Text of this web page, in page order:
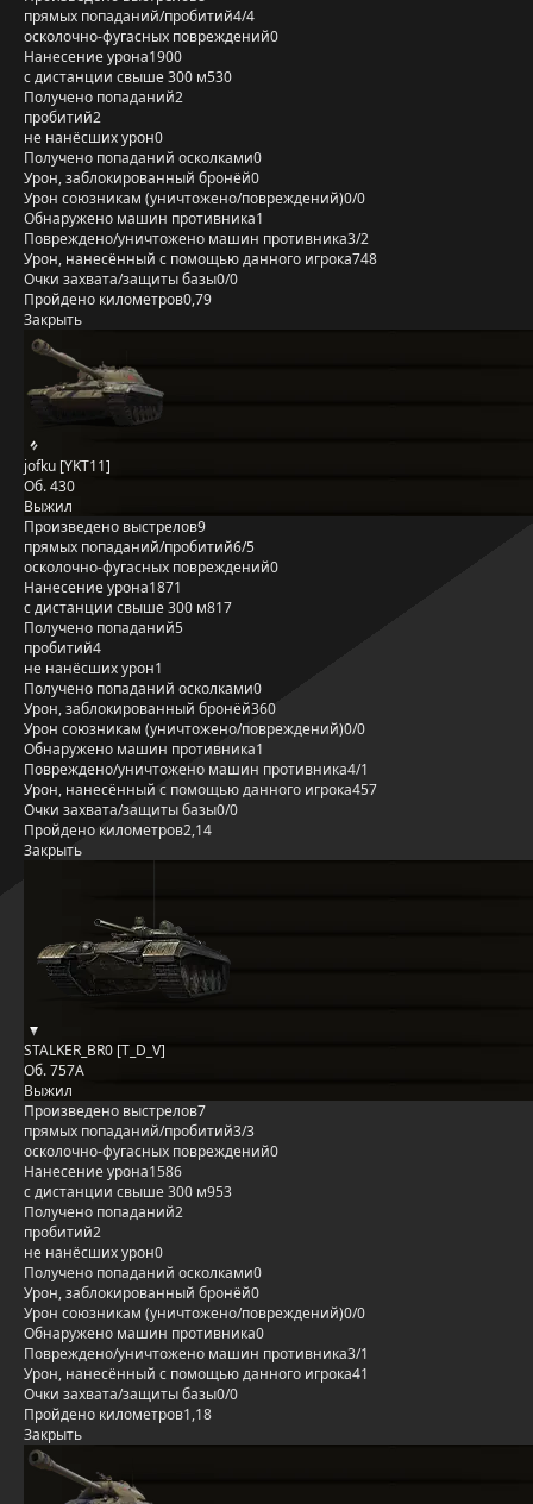
прямых попаданий/пробитий4/4
осколочно-фугасных повреждений0
Нанесение урона1900
с дистанции свыше 300 м530
Получено попаданий2
пробитий2
не нанёсших урон0
Получено попаданий осколками0
Урон, заблокированный бронёй0
Урон союзникам (уничтожено/повреждений)0/0
Обнаружено машин противника1
Повреждено/уничтожено машин противника3/2
Урон, нанесённый с помощью данного игрока748
Очки захвата/защиты базы0/0
Пройдено километров0,79
Закрыть
jofku [YKT11]
Об. 430
Выжил
Произведено выстрелов9
прямых попаданий/пробитий6/5
осколочно-фугасных повреждений0
Нанесение урона1871
с дистанции свыше 300 м817
Получено попаданий5
пробитий4
не нанёсших урон1
Получено попаданий осколками0
Урон, заблокированный бронёй360
Урон союзникам (уничтожено/повреждений)0/0
Обнаружено машин противника1
Повреждено/уничтожено машин противника4/1
Урон, нанесённый с помощью данного игрока457
Очки захвата/защиты базы0/0
Пройдено километров2,14
Закрыть
STALKER_BR0 [T_D_V]
Об. 757А
Выжил
Произведено выстрелов7
прямых попаданий/пробитий3/3
осколочно-фугасных повреждений0
Нанесение урона1586
с дистанции свыше 300 м953
Получено попаданий2
пробитий2
не нанёсших урон0
Получено попаданий осколками0
Урон, заблокированный бронёй0
Урон союзникам (уничтожено/повреждений)0/0
Обнаружено машин противника0
Повреждено/уничтожено машин противника3/1
Урон, нанесённый с помощью данного игрока41
Очки захвата/защиты базы0/0
Пройдено километров1,18
Закрыть